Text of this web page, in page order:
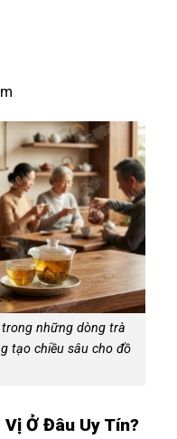
những dòng trà
tạo chiều sâu cho đồ
Ở Đâu Uy Tín?